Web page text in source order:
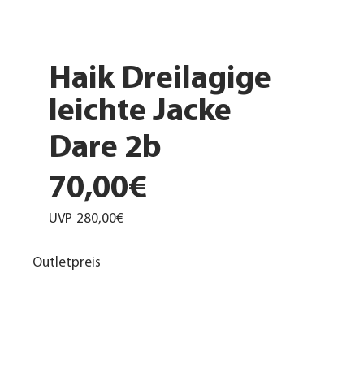
Haik Dreilagige
leichte Jacke
Dare 2b
70,00€
UVP 280,00€
Outletpreis